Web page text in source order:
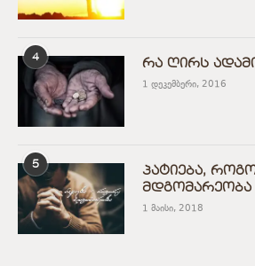
4
რა ღირს
1 დეკემბერი, 2016
5
პატიება,
მდგომარეობა
1 მაისი, 2018